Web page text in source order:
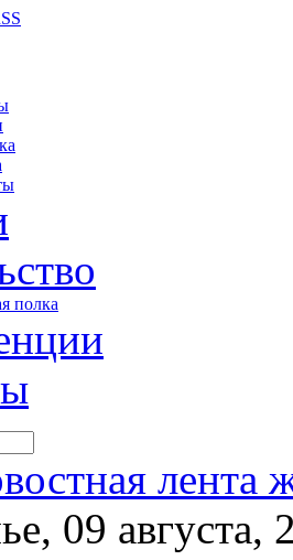
полка
лента
09 августа,